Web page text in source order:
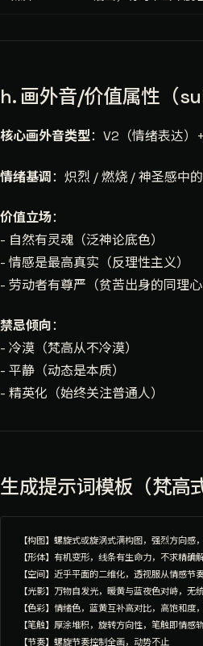
h. 画外音/价值属性（
核心画外音类型：V2（情绪表达）
情绪基调：炽烈 / 燃烧 / 神圣感中
价值立场：
- 自然有灵魂（泛神论底色）
- 情感是最高真实（反理性主义）
- 劳动者有尊严（贫苦出身的同理心
禁忌倾向：
- 冷漠（梵高从不冷漠）
- 平静（动态是本质）
- 精英化（始终关注普通人）
生成提示词模板（梵高式
【构图】螺旋式或旋涡式满构图，强烈方向感
【形体】有机变形，线条有生命力，不求精确
【空间】近乎平面的二维化，透视服从情感节
【光影】万物自发光，暖黄与蓝夜色对峙，无
【色彩】情绪色，蓝黄互补高对比，高饱和度
【笔触】厚涂堆积，旋转方向性，笔触即情感
【节奏】螺旋节奏控制全画，动势不止